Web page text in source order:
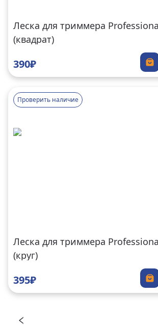
Леска для триммера
(квадрат)
390₽
Проверить наличие
Леска для триммера
(круг)
395₽